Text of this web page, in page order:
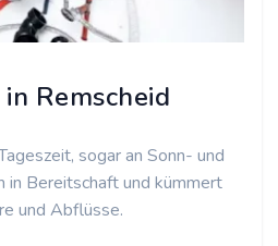
Remscheid
sogar an Sonn- und
in Bereitschaft und kümmert
und Abflüsse.